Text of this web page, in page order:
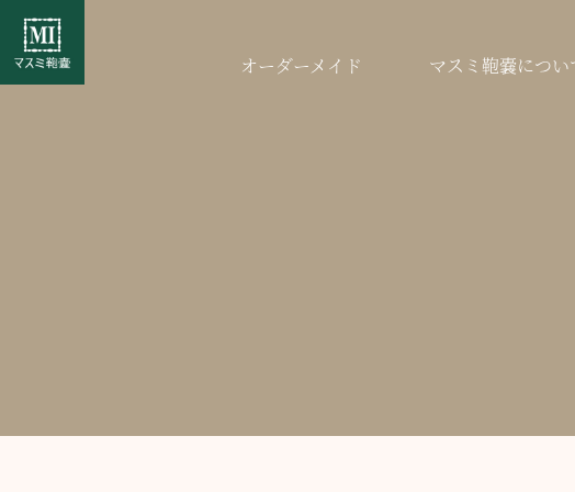
オーダーメイド マスミ鞄嚢につい